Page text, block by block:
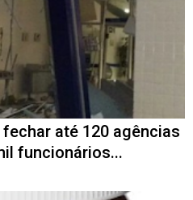
até 120 agências
funcionários...